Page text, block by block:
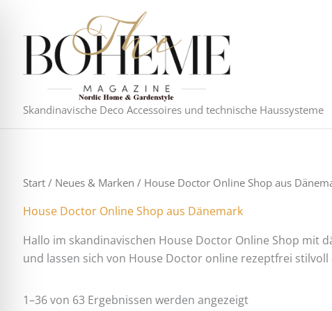
springen
Skandinavische Deco Accessoires und technische Haussysteme
Start/ Neues & Marken / House Doctor Online Shop aus
House Doctor Online Shop aus Dänemark
Hallo im skandinavischen House Doctor Online Shop mit
und lassen sich von House Doctor online rezeptfrei
1–36 von 63 Ergebnissen werden angezeigt